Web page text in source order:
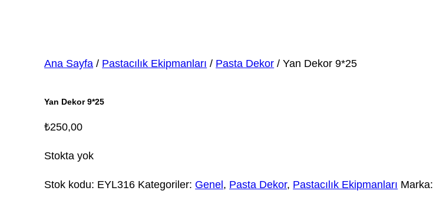
Ana Sayfa / Pastacılık Ekipmanları / Pasta Dekor / Yan Dekor 9*25
Yan Dekor 9*25
₺250,00
Stokta yok
Stok kodu: EYL316 Kategoriler: Genel, Pasta Dekor, Pastacılık Ekipmanları Marka: